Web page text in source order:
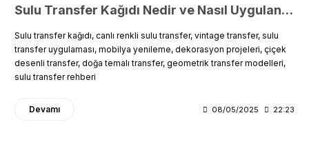
Sulu Transfer Kağıdı Nedir ve Nasıl Uygulanır?
Sulu transfer kağıdı, canlı renkli sulu transfer, vintage transfer, sulu
transfer uygulaması, mobilya yenileme, dekorasyon projeleri, çiçek
desenli transfer, doğa temalı transfer, geometrik transfer modelleri,
sulu transfer rehberi
Devamı 08/05/2025 22:23